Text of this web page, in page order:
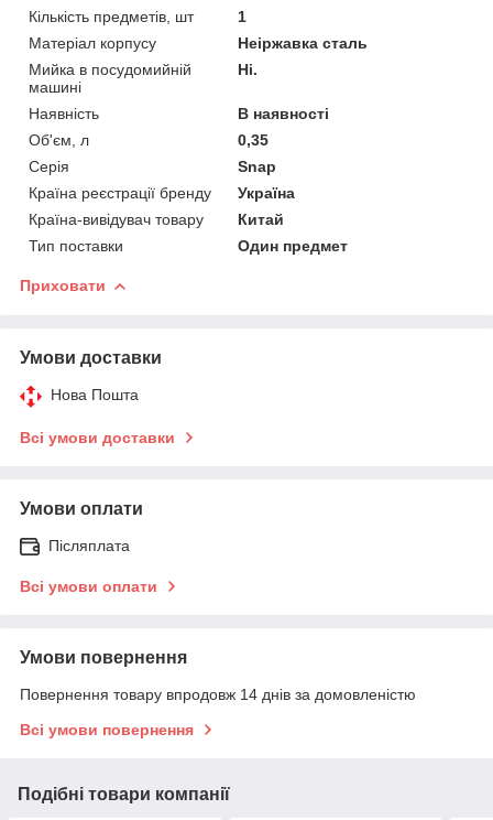
Кількість предметів, шт
1
Матеріал корпусу
Неіржавка сталь
Мийка в посудомийній
машині
Ні.
Наявність
В наявності
Об'єм, л
0,35
Серія
Snap
Країна реєстрації бренду
Україна
Країна-вивідувач товару
Китай
Тип поставки
Один предмет
Приховати
Умови доставки
Нова Пошта
Всі умови доставки
Умови оплати
Післяплата
Всі умови оплати
Умови повернення
Повернення товару впродовж 14 днів за домовленістю
Всі умови повернення
Подібні товари компанії